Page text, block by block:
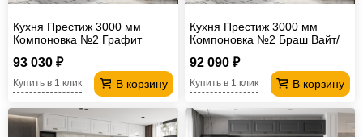
Кухня Престиж 3000 мм
Компоновка №2 Графит
93 030 ₽
В корзину
Купить в 1 клик
Кухня Престиж 3000 мм
Компоновка №2 Браш Вайт/
92 090 ₽
В корзину
Купить в 1 клик